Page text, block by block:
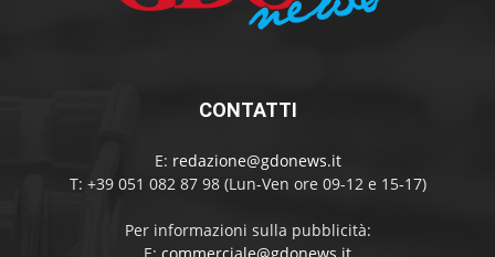
CONTATTI
E: redazione@gdonews.it
T: +39 051 082 87 98 (Lun-Ven ore 09-12 e 15-17)
Per informazioni sulla pubblicità: